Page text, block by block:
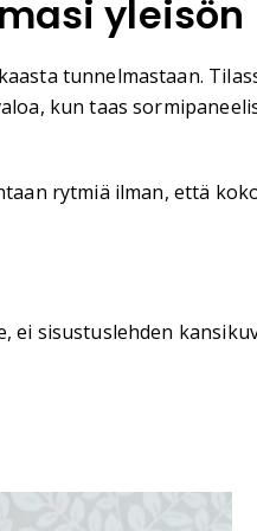
yleisön
tunnelmastaan.
kun taas
rytmiä ilman, että
ei sisustuslehden